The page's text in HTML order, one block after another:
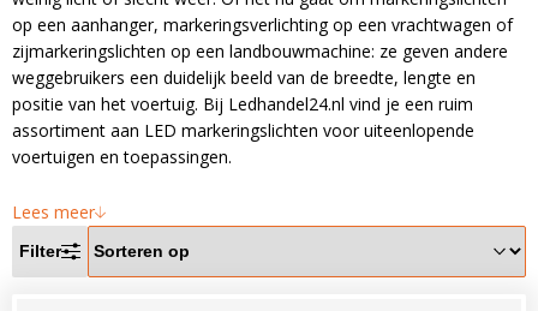
LED voordeelpakketten
Overige producten
Blog
Over ons
Ervaringen
Gratis lichtplan
LED voordeelpakketten
Overige producten
Bekijk alles
op een aanhanger, markeringsverlichting op een vrachtwagen of
zijmarkeringslichten op een landbouwmachine: ze geven andere
weggebruikers een duidelijk beeld van de breedte, lengte en
positie van het voertuig. Bij Ledhandel24.nl vind je een ruim
assortiment aan LED markeringslichten voor uiteenlopende
voertuigen en toepassingen.
Lees meer
Filter